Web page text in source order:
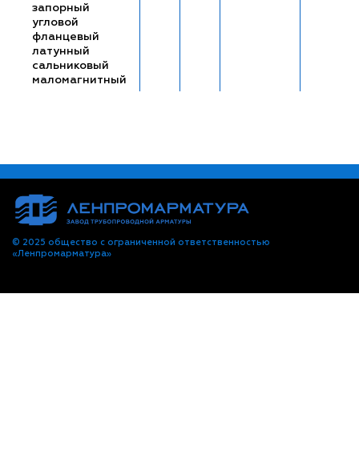
запорный
угловой
фланцевый
латунный
сальниковый
маломагнитный
© 2025 общество с ограниченной ответственностью
«Ленпромарматура»